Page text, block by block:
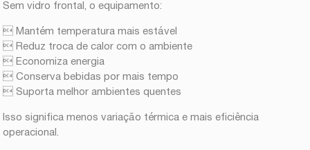
Sem vidro frontal, o equipamento:
 Mantém temperatura mais estável
 Reduz troca de calor com o ambiente
 Economiza energia
 Conserva bebidas por mais tempo
 Suporta melhor ambientes quentes
Isso significa menos variação térmica e mais eficiência
operacional.